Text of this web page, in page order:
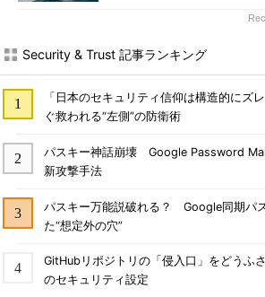
Security & Trust 記事ランキング
「日本のセキュリティ信仰は構造的に
ぐ救われる“左側”の防衛術
パスキー神話崩壊 Google Password
新攻撃手法
パスキー万能説破れる？ Google同期パ
た“想定外の穴”
GitHubリポジトリの「侵入口」をどう
のセキュリティ設定